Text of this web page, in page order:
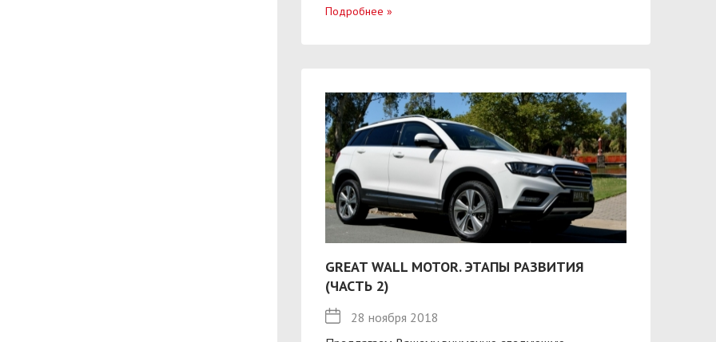
Подробнее »
GREAT WALL MOTOR. ЭТАПЫ РАЗВИТИЯ
(ЧАСТЬ 2)
28 ноября 2018